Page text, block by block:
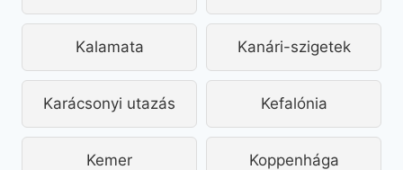
Kalamata Kanári-szigetek
Karácsonyi utazás Kefalónia
Kemer Koppenhága